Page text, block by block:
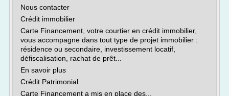
Nous contacter
Crédit immobilier
Carte Financement, votre courtier en crédit immobilier,
vous accompagne dans tout type de projet immobilier :
résidence ou secondaire, investissement locatif,
défiscalisation, rachat de prêt...
En savoir plus
Crédit Patrimonial
Carte Financement a mis en place des...